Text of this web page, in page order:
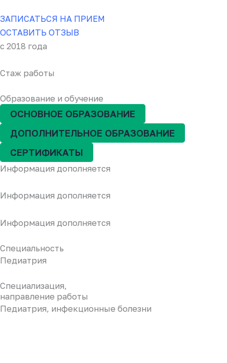
ЗАПИСАТЬСЯ НА ПРИЕМ
ОСТАВИТЬ ОТЗЫВ
с 2018 года
Стаж работы
Образование и обучение
ОСНОВНОЕ ОБРАЗОВАНИЕ
ДОПОЛНИТЕЛЬНОЕ ОБРАЗОВАНИЕ
СЕРТИФИКАТЫ
Информация дополняется
Информация дополняется
Информация дополняется
Специальность
Педиатрия
Специализация,
направление работы
Педиатрия, инфекционные болезни